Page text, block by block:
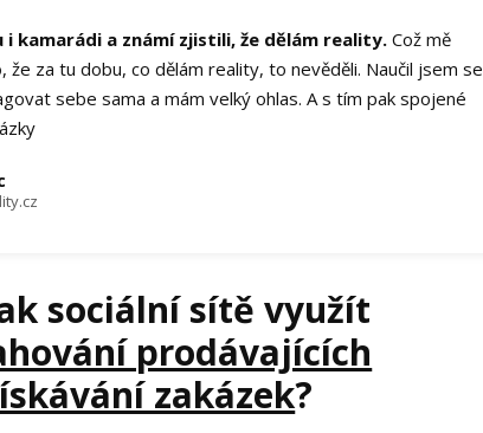
i kamarádi a známí zjistili, že dělám reality. Což mě
že za tu dobu, co dělám reality, to nevěděli. Naučil jsem se
sebe sama a mám velký ohlas. A s tím pak spojené
sociální sítě využít
prodávajících
zakázek?